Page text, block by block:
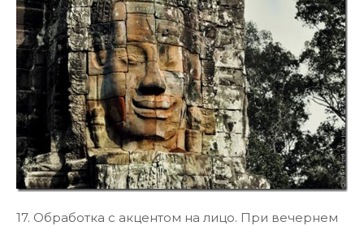
17. Обработка с акцентом на лицо. При вечернем